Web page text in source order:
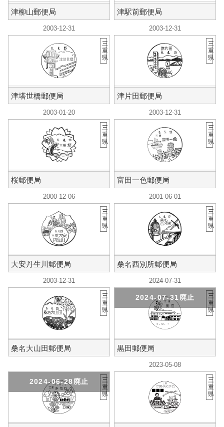
津柳山郵便局 津駅前郵便局
2003-12-31
津塔世橋郵便局
三
重
県
2003-12-31
津片田郵便局
三
重
県
2003-01-20
桜郵便局
三
重
県
2003-12-31
富田一色郵便局
三
重
県
2000-12-06
大安丹生川郵便局
三
重
県
2001-06-01
桑名西別所郵便局
三
重
県
2003-12-31
桑名大山田郵便局
三
重
県
2024-07-31
黒田郵便局
2024-07-31廃止
三
重
県
2024-06-28廃止
三
重
県
2023-05-08
三
重
県